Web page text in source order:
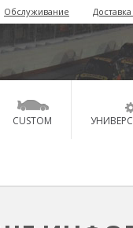
Обслуживание
CUSTOM